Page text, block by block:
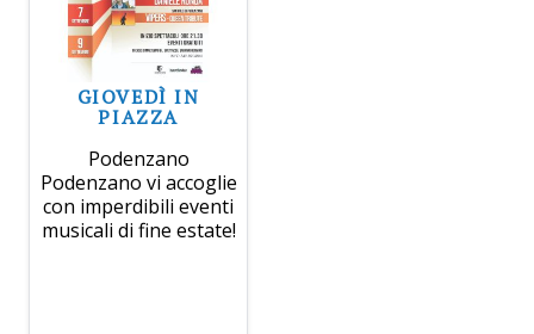
GIOVEDÌ IN
PIAZZA
Podenzano
Podenzano vi accoglie
con imperdibili eventi
musicali di fine estate!